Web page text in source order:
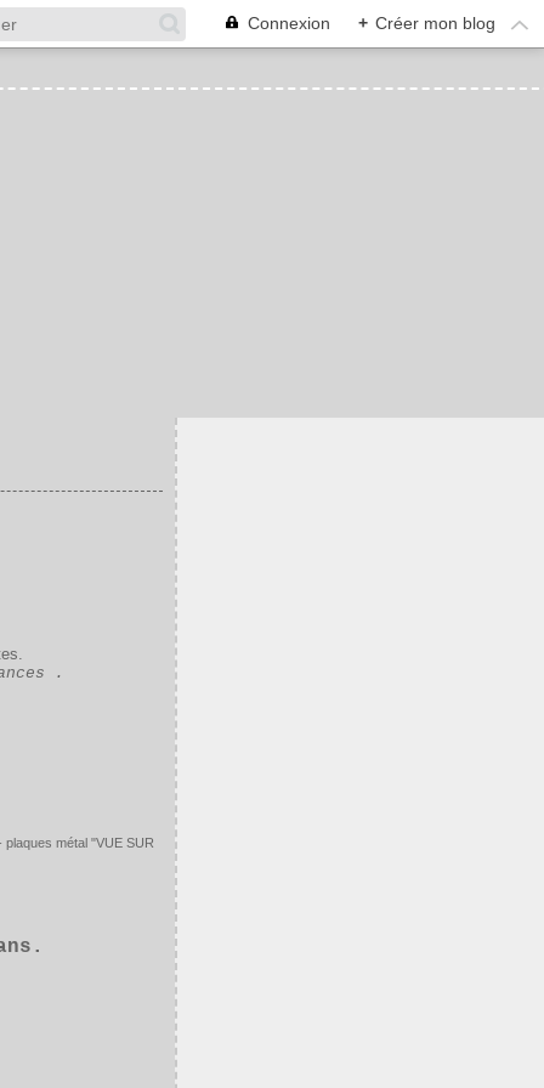
Connexion + Créer mon blog
.
métal "VUE SUR